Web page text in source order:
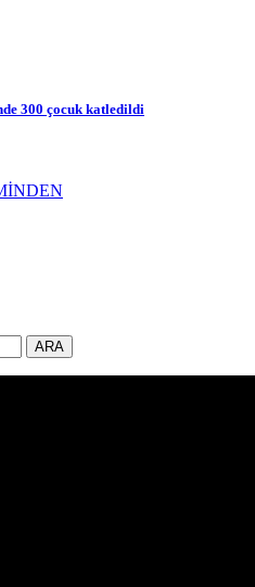
300 çocuk katledildi
ARA